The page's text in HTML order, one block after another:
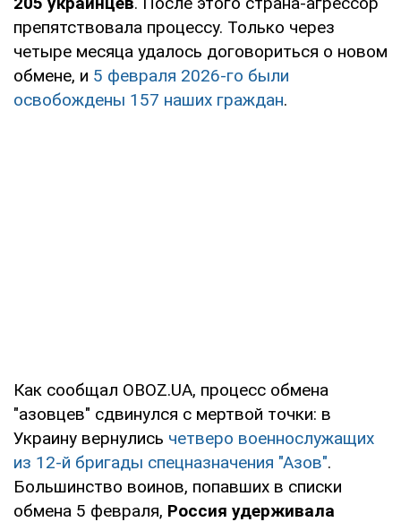
препятствовала процессу. Только через
четыре месяца удалось договориться о новом
обмене, и 5 февраля 2026-го были
освобождены 157 наших граждан.
Как сообщал OBOZ.UA, процесс обмена
"азовцев" сдвинулся с мертвой точки: в
Украину вернулись четверо военнослужащих
из 12-й бригады спецназначения "Азов".
Большинство воинов, попавших в списки
обмена 5 февраля, Россия удерживала